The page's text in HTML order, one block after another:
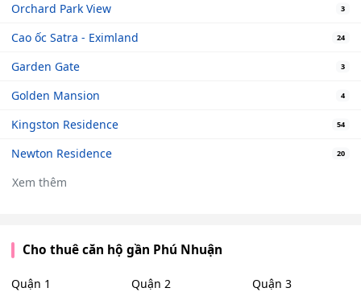
Orchard Park View 3
Cao ốc Satra - Eximland 24
Garden Gate 3
Golden Mansion 4
Kingston Residence 54
Newton Residence 20
Xem thêm
Cho thuê căn hộ gần Phú Nhuận
Quận 1 Quận 2
Quận 3